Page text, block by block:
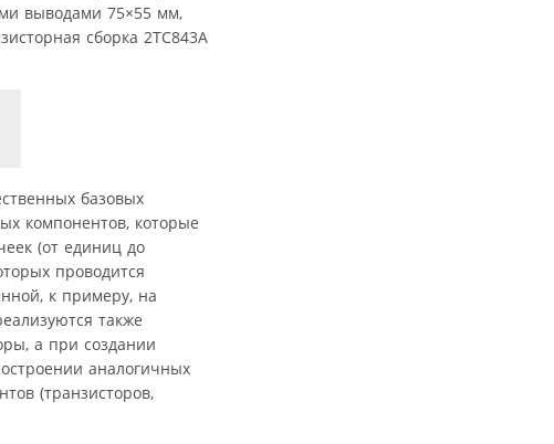
выводами 75×55 мм,
сборка 2ТС843А
базовых
компонентов, которые
(от единиц до
проводится
к примеру, на
также
а при создании
аналогичных
(транзисторов,